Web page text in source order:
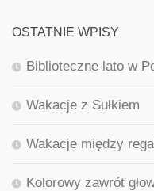
OSTATNIE WPISY
Biblioteczne lato w
Wakacje z Sułkiem
Wakacje między
Kolorowy zawrót